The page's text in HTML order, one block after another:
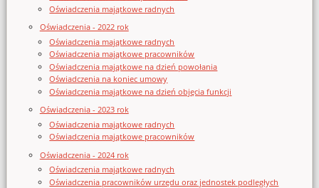
Oświadczenia majątkowe radnych
Oświadczenia - 2022 rok
Oświadczenia majątkowe radnych
Oświadczenia majątkowe pracowników
Oświadczenia majątkowe na dzień powołania
Oświadczenia na koniec umowy
Oświadczenia majątkowe na dzień objęcia funkcji
Oświadczenia - 2023 rok
Oświadczenia majątkowe radnych
Oświadczenia majątkowe pracowników
Oświadczenia - 2024 rok
Oświadczenia majątkowe radnych
Oświadczenia pracowników urzędu oraz jednostek podległych